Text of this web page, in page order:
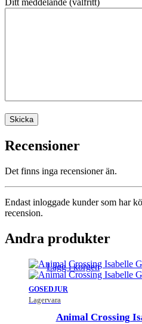
Recensioner
Det finns inga recensioner än.
Endast inloggade kunder som har
recension.
Andra produkter
GOSEDJUR
Lagervara
Lägg i korgen
Animal Crossing